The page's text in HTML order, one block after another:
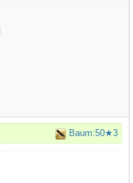
Baum:50★3